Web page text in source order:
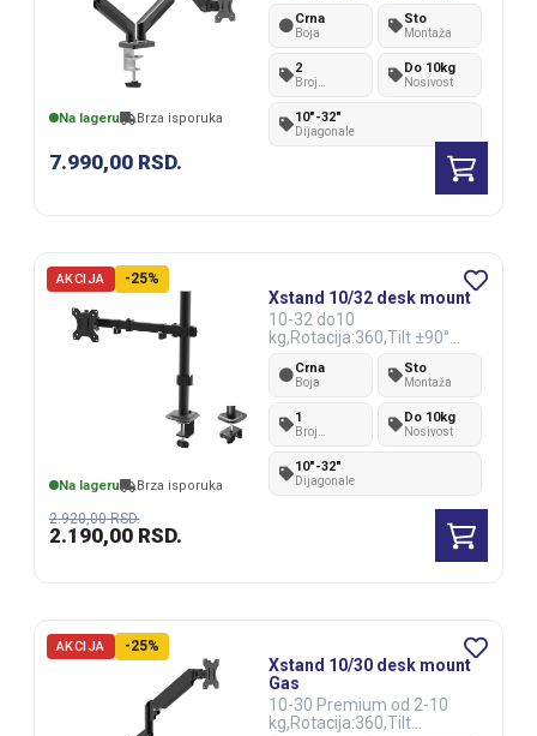
Na lageru Brza isporuka
7.990,00 RSD.
Crna
Boja
Sto
Montaža
2
Broj
Do 10kg
Nosivost
10"-32"
Dijagonale
AKCIJA -25%
Na lageru Brza isporuka
2.920,00RSD.
2.190,00 RSD.
Xstand 10/32 desk mount
10-32 do10
kg,Rotacija:360,Tilt ±90°
Crna
Boja
Sto
Montaža
1
Broj
Do 10kg
Nosivost
10"-32"
Dijagonale
AKCIJA -25%
Xstand 10/30 desk mount
Gas
10-30 Premium od 2-10
kg,Rotacija:360,Tilt